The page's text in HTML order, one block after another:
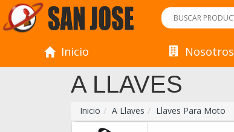
Inicio Nosotros
A LLAVES
Inicio A Llaves Llaves Para Moto